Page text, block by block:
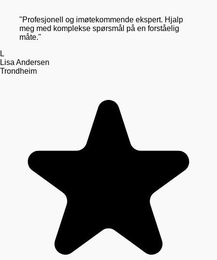
"Profesjonell og imøtekommende ekspert. Hjalp
meg med komplekse spørsmål på en forståelig
måte."
L
Lisa Andersen
Trondheim